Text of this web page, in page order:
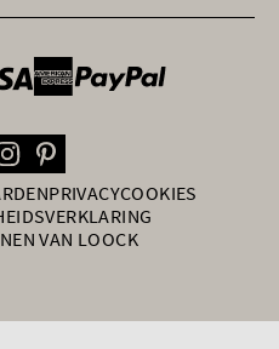
PRIVACYCOOKIES
VAN LOOCK